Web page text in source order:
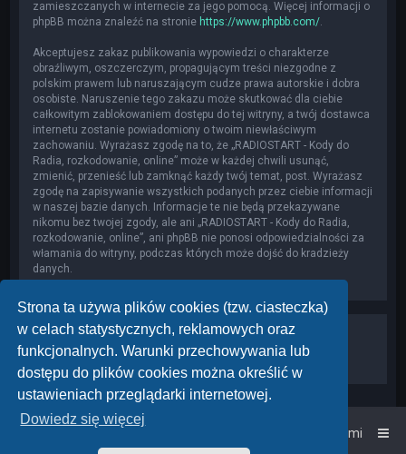
Strona ta używa plików cookies (tzw. ciasteczka)
w celach statystycznych, reklamowych oraz
funkcjonalnych. Warunki przechowywania lub
dostępu do plików cookies można określić w
ustawieniach przeglądarki internetowej.
Dowiedz się więcej
zamieszczanych w internecie za jego pomocą. Więcej informacji o
phpBB można znaleźć na stronie https://www.phpbb.com/
Akceptujesz zakaz publikowania wypowiedzi o charakterze
obraźliwym, oszczerczym, propagującym treści niezgodne z
polskim prawem lub naruszającym cudze prawa autorskie i dobra
osobiste. Naruszenie tego zakazu może skutkować dla ciebie
całkowitym zablokowaniem dostępu do tej witryny, a twój dostawca
internetu zostanie powiadomiony o twoim niewłaściwym
zachowaniu. Wyrażasz zgodę na to, że „RADIOSTART - Kody do
Radia, rozkodowanie, online” może w każdej chwili usunąć,
zmienić, przenieść lub zamknąć każdy twój temat, post. Wyrażasz
zgodę na zapisywanie wszystkich podanych przez ciebie informacji
w naszej bazie danych. Informacje te nie będą przekazywane
nikomu bez twojej zgody, ale ani „RADIOSTART - Kody do Radia,
rozkodowanie, online”, ani phpBB nie ponosi odpowiedzialności za
włamania do witryny, podczas których może dojść do kradzieży
danych.
Strona główna Kontakt z nami